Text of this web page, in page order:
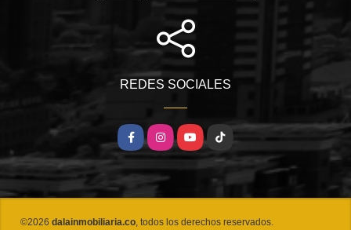
REDES SOCIALES
FacebookInstagramYouTube
TikTok
©2026 dalainmobiliaria.co , todos los derechos reservados.